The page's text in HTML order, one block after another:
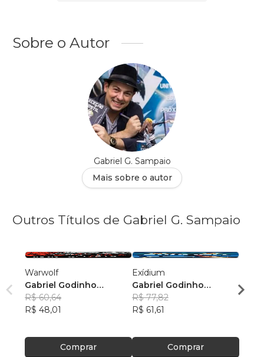
Sobre o Autor
Gabriel G. Sampaio
Mais sobre o autor
Outros Títulos de Gabriel G. Sampaio
Warwolf
Gabriel Godinho
Sampaio
R$ 60,64
R$ 48,01
Comprar
Exídium
Gabriel Godinho
Sampaio
R$ 77,82
R$ 61,61
Comprar
R$